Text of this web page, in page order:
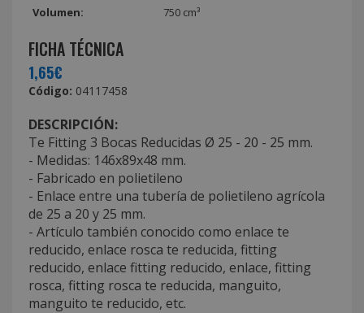
Volumen:
750 cm³
FICHA TÉCNICA
1,65€
Código: 04117458
DESCRIPCIÓN:
Te Fitting 3 Bocas Reducidas Ø 25 - 20 - 25 mm.
- Medidas: 146x89x48 mm.
- Fabricado en polietileno
- Enlace entre una tubería de polietileno agrícola
de 25 a 20 y 25 mm.
- Artículo también conocido como enlace te
reducido, enlace rosca te reducida, fitting
reducido, enlace fitting reducido, enlace, fitting
rosca, fitting rosca te reducida, manguito,
manguito te reducido, etc.